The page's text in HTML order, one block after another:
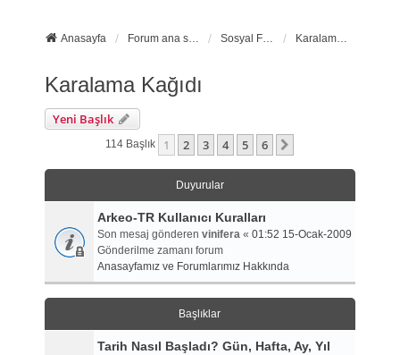
Anasayfa Forum ana sayfa Sosyal Forumlarımız Karalama Kağıdı
Karalama Kağıdı
Yeni Başlık
114 Başlık 1 2 3 4 5 6
Duyurular
Arkeo-TR Kullanıcı Kuralları
Son mesaj gönderen vinifera« 01:52 15-Ocak-2009
Gönderilme zamanı forum
Anasayfamız ve Forumlarımız Hakkında
Başlıklar
Tarih Nasıl Başladı? Gün, Hafta, Ay, Yıl